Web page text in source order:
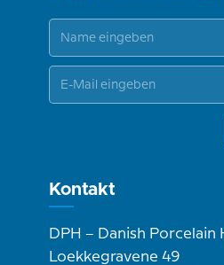
Kontakt
DPH – Danish Porcelain
Loekkegravene 49